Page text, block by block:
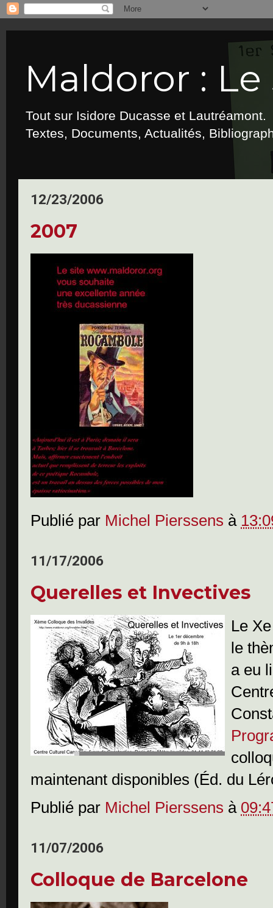
Maldoror : Le
Tout sur Isidore Ducasse et Lautréamont.
Textes, Documents, Actualités,
12/23/2006
2007
Publié par Michel Pierssens à
11/17/2006
Querelles et Invectives
Le
le
a eu
maintenant disponibles (Éd. du
Publié par Michel Pierssens à
11/07/2006
Colloque de Barcelone